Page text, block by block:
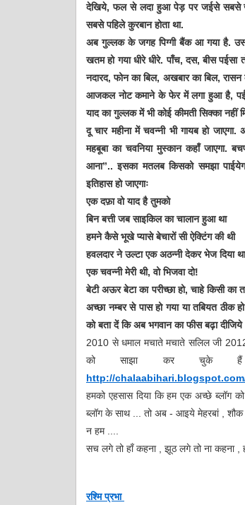
देखिये, फल से लदा हुआ पेड़ पर जईसे सबसे
सबसे पहिले कुरबान होता था.
अब गुल्लक के जगह पिग्गी बैंक आ गया है.
खतम हो गया धीरे धीरे. पाँच, दस, बीस पईसा
नदारद, फोन का बिल, अखबार का बिल, रासन
आजकल नोट कमाने के फेर में लगा हुआ है,
याद का गुल्लक में भी कोई कीमती सिक्का नहीं
दू चार महीना में चवन्नी भी गायब हो
महबूबा का चवनिया मुस्कान कहाँ जाएगा.
आना”.. इसका मतलब किसको समझा
इतिहास हो जाएगाः
एक दफ़ा वो याद है तुमको
बिन बत्ती जब साइकिल का चालान हुआ था
हमने कैसे भूखे प्यासे बेचारों सी ऐक्टिंग की थी
हवलदार ने उल्टा एक अठन्नी देकर भेज दिया
एक चवन्नी मेरी थी, वो भिजवा दो!
बेटी अऊर बेटा का परीच्छा हो, चाहे किसी का
अच्छा नम्बर से पास हो गया या तबियत ठीक
को बता दें कि अब भगवान का फीस बढ़ा
2010 से धमाल मचाते मचाते सलिल जी
को साझा कर चुके
http://
हमको एहसास दिया कि हम एक अच्छे ब्लॉग
ब्लॉग के साथ ... तो अब - आइये मेहरबां ,
न हम ....
सच लगे तो हाँ कहना , झूठ लगे तो ना कहना ,
रश्मि प्रभा